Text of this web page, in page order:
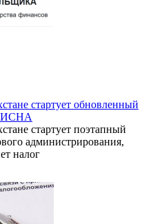
стартует обновленный
ИСНА
стартует поэтапный
администрирования,
налог